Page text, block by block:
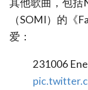
其他歌曲，包括
（SOMI）的《
爱：
231006